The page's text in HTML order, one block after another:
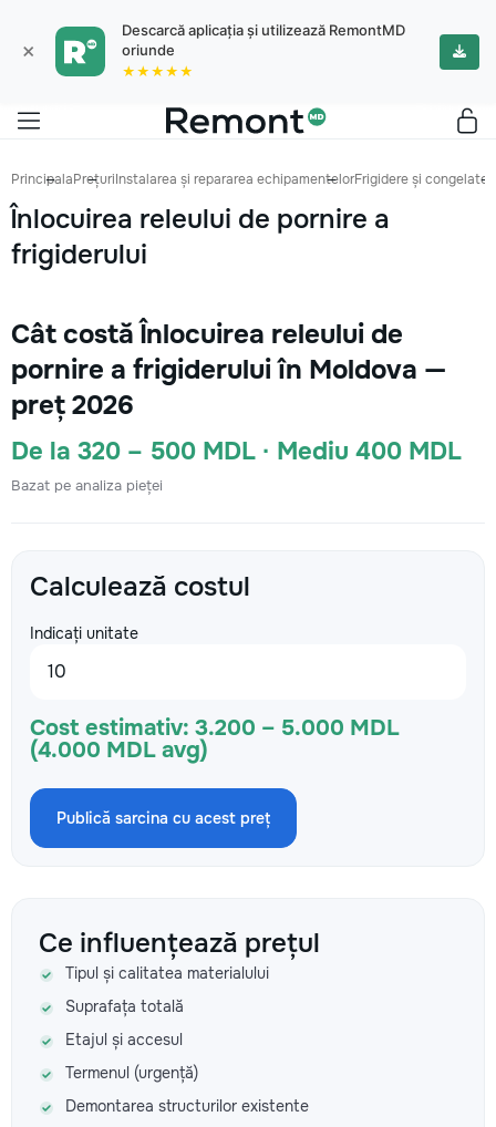
×
Descarcă aplicația și utilizează RemontMD
oriunde
★★★★★
PrincipalaPrețuriInstalarea și repararea echipamentelorFrigidere și
Înlocuirea releului de pornire a
frigiderului
Cât costă Înlocuirea releului de
pornire a frigiderului în Moldova —
preț 2026
De la 320 – 500 MDL · Mediu 400 MDL
Bazat pe analiza pieței
Calculează costul
Indicați unitate
Cost estimativ: 3.200 – 5.000 MDL
(4.000 MDL avg)
Publică sarcina cu acest preț
Ce influențează prețul
Tipul și calitatea materialului
Suprafața totală
Etajul și accesul
Termenul (urgență)
Demontarea structurilor existente